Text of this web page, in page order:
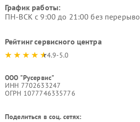
График работы:
ПН-ВСК с 9:00 до 21:00 без
Рейтинг сервисного центра
4.9-5.0
ООО "Русервис"
ИНН 7702633247
ОГРН 1077746335776
Поделиться в соц. сетях: